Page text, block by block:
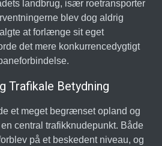
landbrug, især roetransporter
blev dog aldrig
at forlænge sit eget
det mere konkurrencedygtigt
Trafikale Betydning
et meget begrænset opland og
central trafikknudepunkt. Både
på et beskedent niveau, og